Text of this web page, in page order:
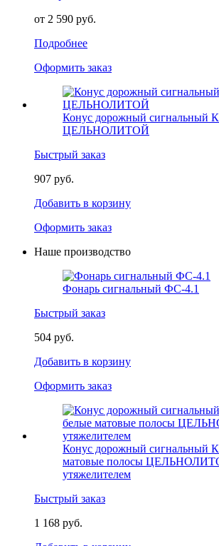
от 2 590 руб.
Подробнее
Оформить заказ
Конус дорожный сигнальный
ЦЕЛЬНОЛИТОЙ
Быстрый заказ
907 руб.
Добавить в корзину
Оформить заказ
Наше производство
Фонарь сигнальный ФС-4.1
Быстрый заказ
504 руб.
Добавить в корзину
Оформить заказ
Конус дорожный сигнальный
матовые полосы
утяжелителем
Быстрый заказ
1 168 руб.